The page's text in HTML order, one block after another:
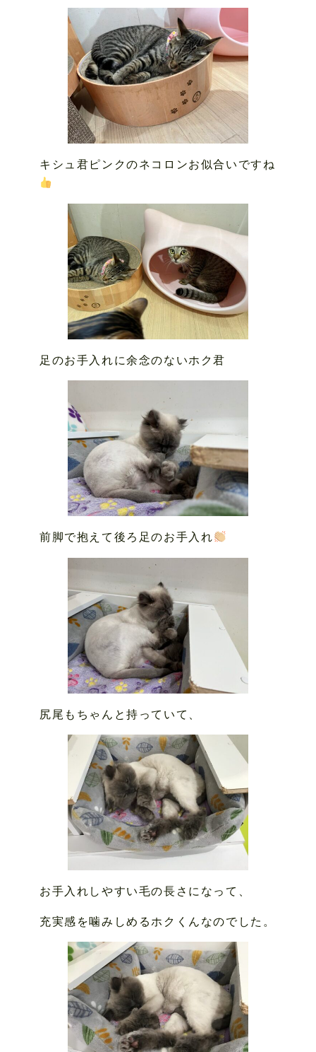
キシュ君ピンクのネコロンお似合いですね
足のお手入れに余念のないホク君
前脚で抱えて後ろ足のお手入れ
尻尾もちゃんと持っていて、
お手入れしやすい毛の長さになって、
充実感を噛みしめるホクくんなのでした。